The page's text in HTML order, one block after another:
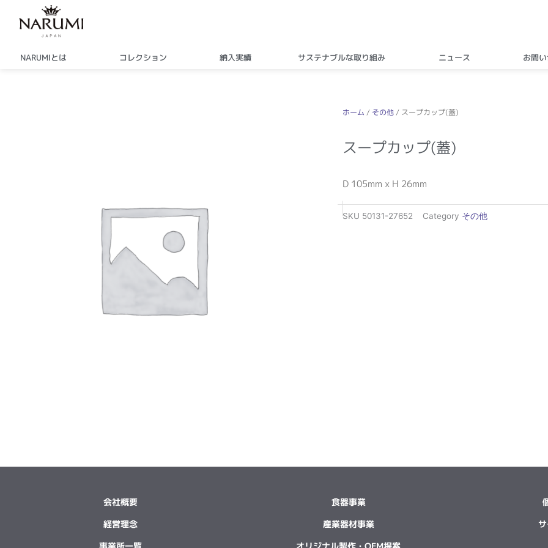
NARUMIとは コレクション 納入実績 サステナブルな取り組み ニュース お問
ホーム / その他 / スープカップ(蓋)
スープカップ(蓋)
D 105mm x H 26mm
SKU 50131-27652 Category その他
会社概要
経営理念
事業所一覧
食器事業
産業器材事業
オリジナル製作・OEM提案